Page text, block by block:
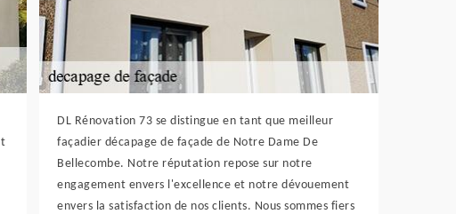
DL Rénovation 73 se distingue en tant que meilleur
façadier décapage de façade de Notre Dame De
Bellecombe. Notre réputation repose sur notre
engagement envers l'excellence et notre dévouement
envers la satisfaction de nos clients. Nous sommes fiers